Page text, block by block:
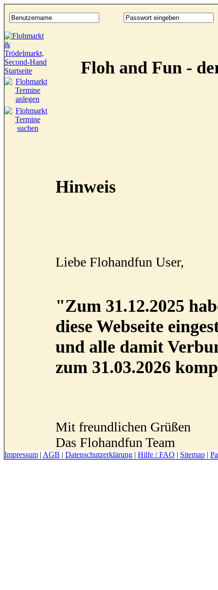
Floh and Fun -
Hinweis
Liebe Flohandfun User,
"Zum 31.12.2025
diese Webseite
und alle damit
zum 31.03.2026
Mit freundlichen Grüßen
Das Flohandfun Team
Impressum | AGB | Datenschutzerklärung | Hilfe / FAQ | Sitemap |